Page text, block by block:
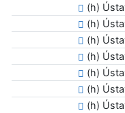
(h)
(h)
(h)
(h)
(h)
(h)
(h)